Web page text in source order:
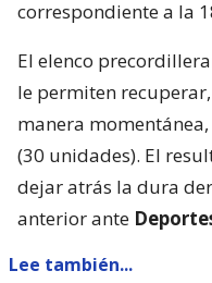
correspondiente a la
El elenco
le permiten
manera momentánea,
(30 unidades). El
dejar atrás la dura
anterior ante
Lee también...